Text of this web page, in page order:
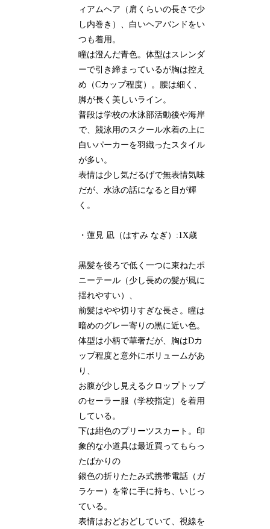
ィアムヘア（肩くらいの長さで少
し内巻き）、白いヘアバンドをい
つも着用。
瞳は澄んだ青色。体型はスレンダ
ーで引き締まっているが胸は控え
め（Cカップ程度）。腰は細く、
脚が長く美しいライン。
普段は学校の水泳部活動後や海岸
で、競泳用のスクール水着の上に
白いパーカーを羽織ったスタイル
が多い。
表情は少し気だるげで無表情気味
だが、水泳の話になると目が輝
く。
・蓮見 凪（はすみ なぎ）:1X歳
黒髪を後ろで低く一つに束ねたポ
ニーテール（少し長めの髪が風に
揺れやすい）、
前髪はやや切りすぎな長さ。瞳は
暗めのグレー寄りの黒に近い色。
体型は小柄で華奢だが、胸はDカ
ップ程度と意外にボリュームがあ
り、
お腹が少し見えるクロップトップ
のセーラー服（学校指定）を着用
している。
下は紺色のプリーツスカート。印
象的な小道具は最近買ってもらっ
たばかりの
銀色の折りたたみ式携帯電話（ガ
ラケー）を常に手に持ち、いじっ
ている。
表情はおどおどしていて、視線を